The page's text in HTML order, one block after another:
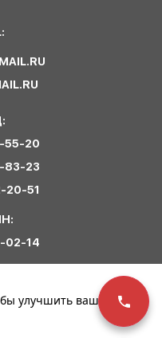
55-20
83-23
20-51
02-14
улучшить ваш